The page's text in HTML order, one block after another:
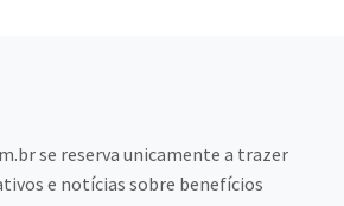
se reserva unicamente a trazer
e notícias sobre benefícios